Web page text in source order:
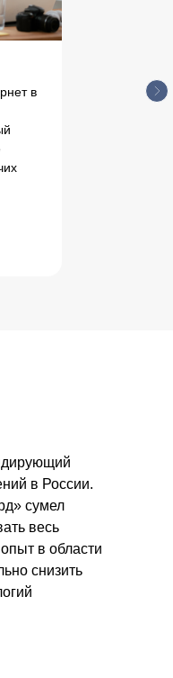
в
в России.
сумел
весь
в области
снизить